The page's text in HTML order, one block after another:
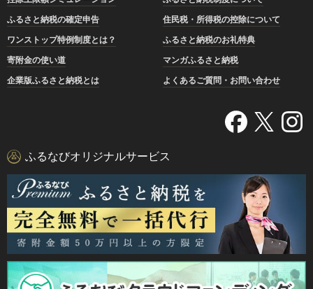
ふるさと納税の確定申告
住民税・所得税の控除について
ワンストップ特例制度とは？
ふるさと納税のお礼特典
寄附金の使い道
マンガふるさと納税
企業版ふるさと納税とは
よくあるご質問・お問い合わせ
ふるなびオリジナルサービス